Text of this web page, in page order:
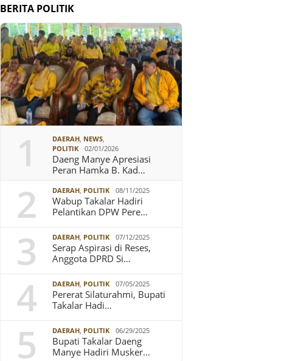
BERITA POLITIK
1 DAERAH, NEWS,
POLITIK
02/01/2026
Daeng Manye Apresiasi
Peran Hamka B. Kad…
2 DAERAH, POLITIK 08/11/2025
Wabup Takalar Hadiri
Pelantikan DPW Pere…
3 DAERAH, POLITIK 07/12/2025
Serap Aspirasi di Reses,
Anggota DPRD Si…
4 DAERAH, POLITIK 07/05/2025
Pererat Silaturahmi, Bupati
Takalar Hadi…
5 DAERAH, POLITIK 06/29/2025
Bupati Takalar Daeng
Manye Hadiri Musker…